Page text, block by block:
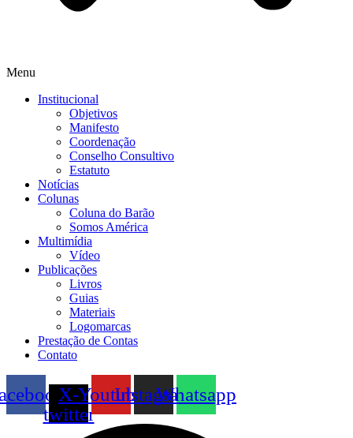
Menu
Institucional
Objetivos
Manifesto
Coordenação
Conselho Consultivo
Estatuto
Notícias
Colunas
Coluna do Barão
Somos América
Multimídia
Vídeo
Publicações
Livros
Guias
Materiais
Logomarcas
Prestação de Contas
Contato
X-
twitter
YoutubeInstagramWhatsapp